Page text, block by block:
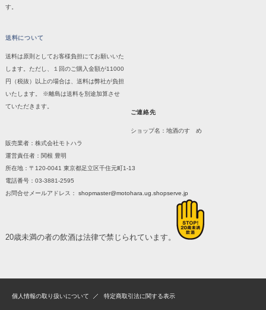
す。
送料について
送料は原則としてお客様負担にてお願いいた
します。ただし、１回のご購入金額が11000
円（税抜）以上の場合は、送料は弊社が負担
いたします。 ※離島は送料を別途加算させ
ていただきます。
ご連絡先
ショップ名：地酒のすゝめ
販売業者：株式会社モトハラ
運営責任者：関根 豊明
所在地：〒120-0041 東京都足立区千住元町1-13
電話番号：03-3881-2595
お問合せメールアドレス： shopmaster@motohara.ug.shopserve.jp
20歳未満の者の飲酒は法律で禁じられています。
個人情報の取り扱いについて 特定商取引法に関する表示